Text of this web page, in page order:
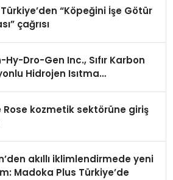
“Köpeğini İşe Götür
çağrısı
Hy-Dro-Gen Inc., Sıfır Karbon
Hidrojen Isıtma
Rose kozmetik sektörüne giriş
akıllı iklimlendirmede yeni
Madoka Plus Türkiye’de